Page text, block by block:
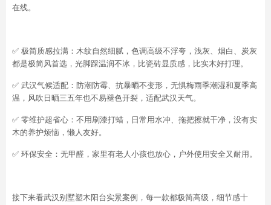
在线。
✅ 极简质感拉满：木纹自然细腻，色调高级不浮夸，浅灰、烟白、炭灰
都是极简风首选，光脚踩温润不冰，比瓷砖显质感，比实木好打理。
✅ 武汉气候适配：防潮防霉、抗暴晒不变形，无惧梅雨季潮湿和夏季高
温，风吹日晒三五年也不易褪色开裂，适配武汉天气。
✅ 零维护超省心：不用刷漆打蜡，日常用水冲、拖把擦就干净，没有实
木的养护烦恼，懒人友好。
✅ 环保安全：无甲醛，家里有老人小孩也放心，户外使用安全又耐用。
接下来看武汉别墅塑木阳台实景案例，每一款都极简高级，细节感十